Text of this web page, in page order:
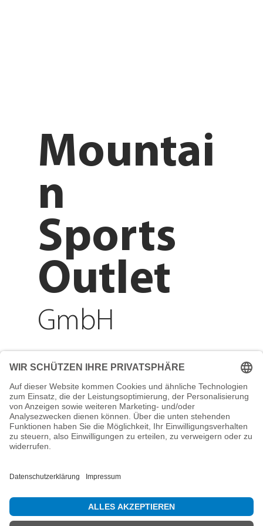
Adresse
Reichenberger Str. 1
84130 Dingolfing
Telefon
info@mountain-sports-
Mountai
n
Sports
Outlet
GmbH